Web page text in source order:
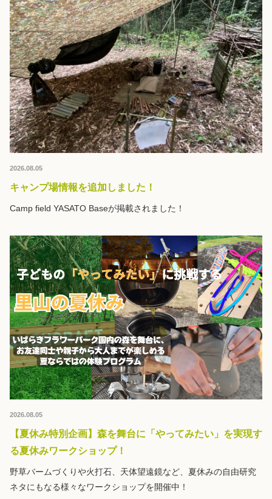
利用規約
プライバシーポリシー
2026.08.05
キャンプ場情報を追加しました！
Camp field YASATO Baseが掲載されました！
2026.08.05
【夏休み特別企画】森を舞台に「やってみたい」を実現す
る夏休みワークショップ！
野草バームづくりや火打石、天体望遠鏡など、夏休みの自由研究
ネタにもなる様々なワークショップを開催中！